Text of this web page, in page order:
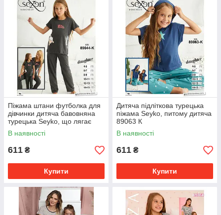
Піжама штани футболка для
дівчинки дитяча бавовняна
турецька Seyko, що лягає
дитяча для дівчаток 89044 К
В наявності
611 ₴
Купити
Дитяча підліткова турецька
піжама Seyko, питому дитяча
89063 К
В наявності
611 ₴
Купити